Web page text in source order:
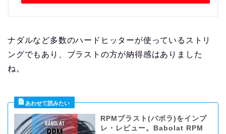
ナダルなど多数のハードヒッターが使っているストリ
ングでもあり、ブラストの方が納得感はありました
ね。
RPMブラスト(バボラ)をインプ
レ・レビュー。Babolat RPM